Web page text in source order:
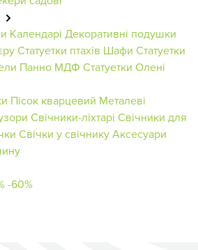
Календарі Декоративні подушки
Статуетки птахів Шафи Статуетки
Панно МДФ Статуетки Олені
Пісок кварцевий Металеві
Свічники-ліхтарі Свічники для
Свічки у свічникуАксесуари
-60%